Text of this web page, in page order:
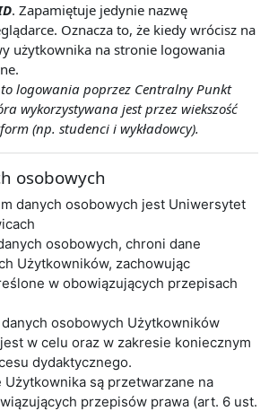
. Zapamiętuje jedynie nazwę
Oznacza to, że kiedy wrócisz na
użytkownika na stronie logowania
to logowania poprzez Centralny Punkt
wykorzystywana jest przez wiekszość
(np. studenci i wykładowcy).
osobowych
danych osobowych jest Uniwersytet
osobowych, chroni dane
Użytkowników, zachowując
w obowiązujących przepisach
osobowych Użytkowników
w celu oraz w zakresie koniecznym
dydaktycznego.
Użytkownika są przetwarzane na
przepisów prawa (art. 6 ust.